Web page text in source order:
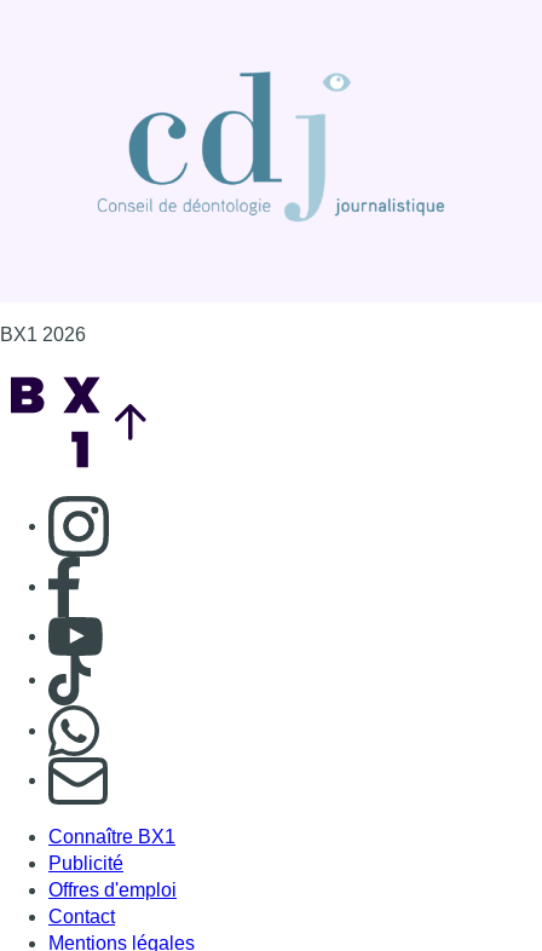
BX1 2026
Consulter page Instagram
Consulter page Facebook
Consulter Youtube
Consulter TikTok
S'abonner à notre newsletter
Connaître BX1
Publicité
Offres d'emploi
Contact
Mentions légales